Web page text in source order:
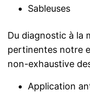
Sableuses
Du diagnostic à la
pertinentes notre
non-exhaustive
Application